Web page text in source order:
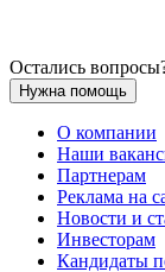
Остались
Нужна помощь
О компании
Наши
Партнерам
Реклама на
Новости и
Инвесторам
Кандидаты